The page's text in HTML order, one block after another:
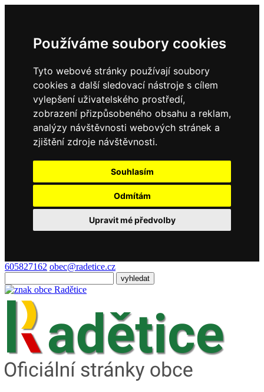
Používáme soubory cookies
Tyto webové stránky používají soubory
cookies a další sledovací nástroje s cílem
vylepšení uživatelského prostředí,
zobrazení přizpůsobeného obsahu a reklam,
analýzy návštěvnosti webových stránek a
zjištění zdroje návštěvnosti.
Souhlasím
Odmítám
Upravit mé předvolby
605827162 obec@radetice.cz